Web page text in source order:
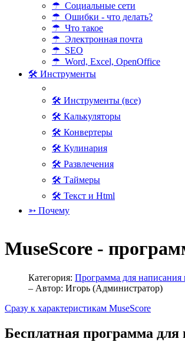
☂ Социальные сети
☂ Ошибки - что делать?
☂ Что такое
☂ Электронная почта
☂ SEO
☂ Word, Excel, OpenOffice
🛠 Инструменты
🛠 Инструменты (все)
🛠 Калькуляторы
🛠 Конвертеры
🛠 Кулинария
🛠 Развлечения
🛠 Таймеры
🛠 Текст и Html
➳ Почему
MuseScore -
Категория: Программа для написания
– Автор: Игорь (Администратор)
Сразу к характеристикам MuseScore
Бесплатная программа для